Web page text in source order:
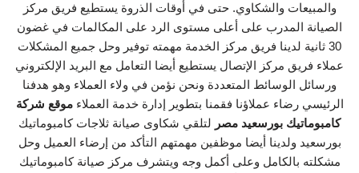
والمبيعات والشكاوي. حتى في أوقات الذروة يستطيع فريق مركز
الصيانة المدرب على أعلى مستوى الرد على المكالمات في غضون
30 ثانية لدينا فريق مركز الخدمة مهمته توفير وحل جميع المشكلات
عملاء فريق مركز الإتصال يستطيع أيضا التعامل مع البريد الإلكتروني
ورسائل الوسائط المتعددة ونحن نؤمن في ولاء العملاء وهو هدفنا
الرئيسي رضاء عملاؤنا فقمنا بتطوير إدارة خدمة العملاءموقع شركة
كامبوماتيك بورسعيد مصر لتلقي شكاوى صيانة ثلاجات كامبوماتيك
بورسعيد ولدينا أيضا موظفين مهمتهم التأكد من إرضاء العميل وحل
مشكلته بالكامل وعلى أكمل وجه ويتشرف مركز صيانة كامبوماتيك